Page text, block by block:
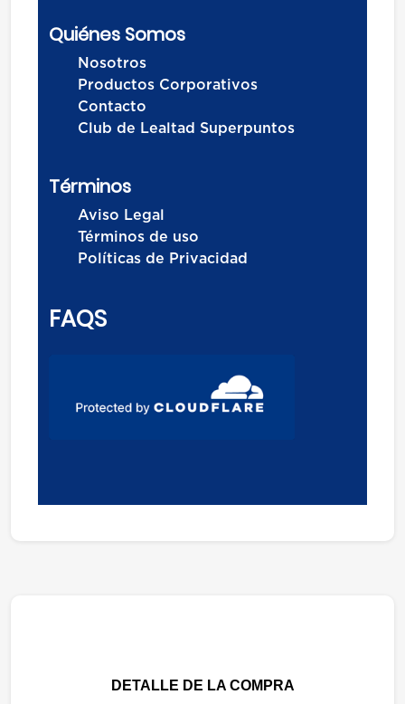
Quiénes Somos
Nosotros
Productos Corporativos
Contacto
Club de Lealtad Superpuntos
Términos
Aviso Legal
Términos de uso
Políticas de Privacidad
FAQS
DETALLE DE LA COMPRA